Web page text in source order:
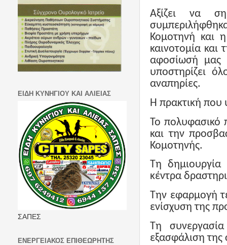
Αξίζει να
Κομοτηνή και
καινοτομία και
αφοσίωσή μας
υποστηρίζει
αναπηρίες.
Η πρακτική που
Το πολυφασικό
και την
Κομοτηνής.
Τη
κέντρα
Την εφαρμογή
ενίσχυση της
Τη
εξασφάλιση της
ΕΙΔΗ ΚΥΝΗΓΙΟΥ ΚΑΙ ΑΛΙΕΙΑΣ
ΣΑΠΕΣ
ΕΝΕΡΓΕΙΑΚΟΣ ΕΠΙΘΕΩΡΗΤΗΣ